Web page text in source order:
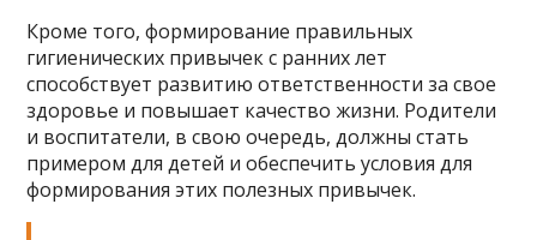
Кроме того, формирование правильных
гигиенических привычек с ранних лет
способствует развитию ответственности за свое
здоровье и повышает качество жизни. Родители
и воспитатели, в свою очередь, должны стать
примером для детей и обеспечить условия для
формирования этих полезных привычек.